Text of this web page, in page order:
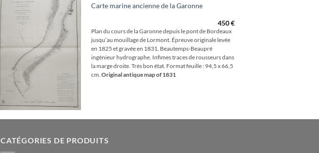
Ajouter
à la
wishlist
Carte marine ancienne de la Garonne
450€
Plan du cours de la Garonne depuis le pont de Bordeaux
jusqu’au mouillage de Lormont. Épreuve originale levée
en 1825 et gravée en 1831. Beautemps-Beaupré
ingénieur hydrographe. Infimes traces de rousseurs dans
la marge droite. Très bon état. Format feuille : 94,5 x 66,5
cm.Original antique map of 1831
CATÉGORIES DE PRODUITS